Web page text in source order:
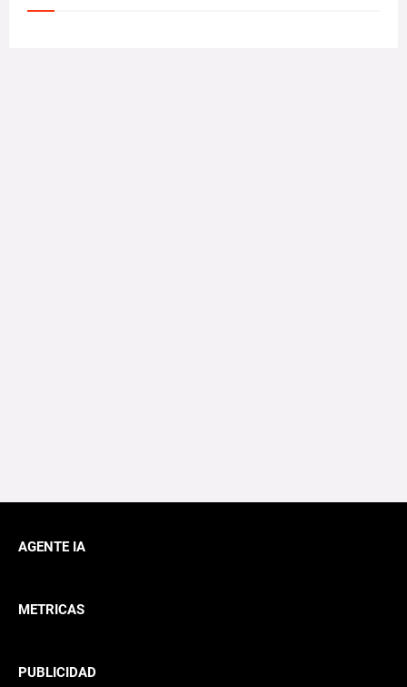
AGENTE IA
METRICAS
PUBLICIDAD